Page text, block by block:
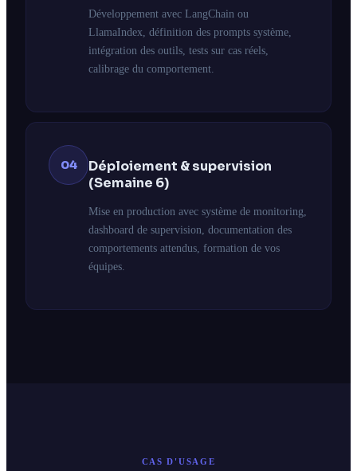
Développement avec LangChain ou
LlamaIndex, définition des prompts système,
intégration des outils, tests sur cas réels,
calibrage du comportement.
04
Déploiement & supervision
(Semaine 6)
Mise en production avec système de monitoring,
dashboard de supervision, documentation des
comportements attendus, formation de vos
équipes.
CAS D'USAGE